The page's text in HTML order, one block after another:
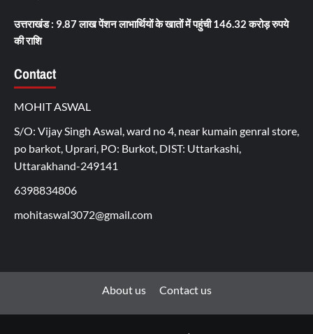
उत्तराखंड : 9.87 लाख पेंशन लाभार्थियों के खातों में पहुंची 146.32 करोड़ रुपये
की राशि
Contact
MOHIT ASWAL
S/O: Vijay Singh Aswal, ward no 4, near kumain genral store,
po barkot, Uprari, PO: Burkot, DIST: Uttarkashi,
Uttarakhand-249141
6398834806
mohitaswal3072@gmail.com
About us Contact us